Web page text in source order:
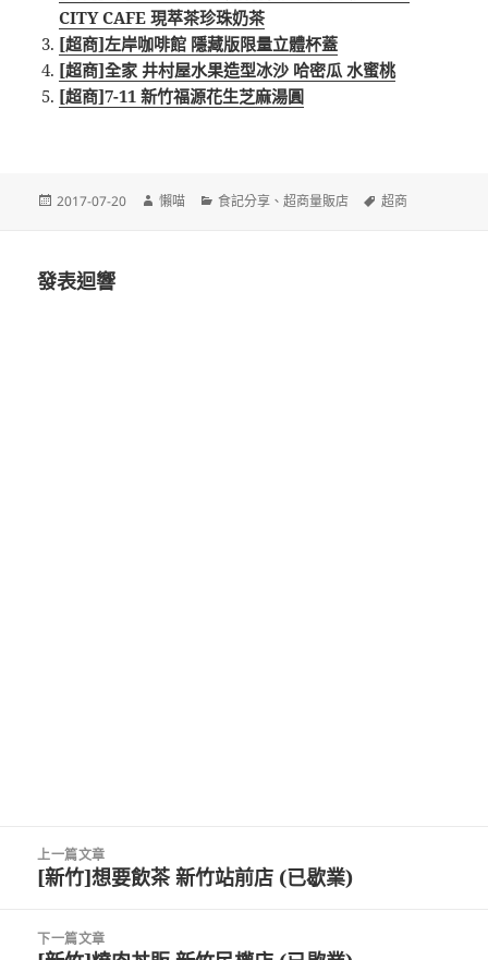
CITY CAFE 現萃茶珍珠奶茶
[超商]左岸咖啡館 隱藏版限量立體杯蓋
[超商]全家 井村屋水果造型冰沙 哈密瓜 水蜜桃
[超商]7-11 新竹福源花生芝麻湯圓
發
2017-07-20
作
懶喵
分
食記分享 、超商量販店
標
超商
發表迴響
上一篇文章
上
篇
[新竹]想要飲茶 新竹站前店 (已歇業)
下一篇文章